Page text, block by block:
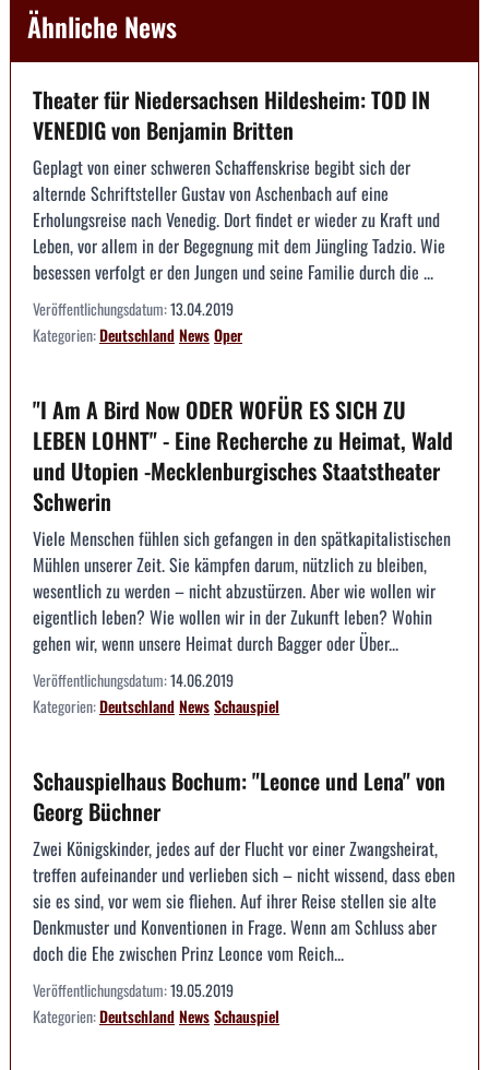
Ähnliche News
Theater für Niedersachsen Hildesheim: TOD IN
VENEDIG von Benjamin Britten
Geplagt von einer schweren Schaffenskrise begibt sich der
alternde Schriftsteller Gustav von Aschenbach auf eine
Erholungsreise nach Venedig. Dort findet er wieder zu Kraft und
Leben, vor allem in der Begegnung mit dem Jüngling Tadzio. Wie
besessen verfolgt er den Jungen und seine Familie durch die ...
Veröffentlichungsdatum:13.04.2019
Kategorien:DeutschlandNewsOper
"I Am A Bird Now ODER WOFÜR ES SICH ZU
LEBEN LOHNT" - Eine Recherche zu Heimat, Wald
und Utopien -Mecklenburgisches Staatstheater
Schwerin
Viele Menschen fühlen sich gefangen in den spätkapitalistischen
Mühlen unserer Zeit. Sie kämpfen darum, nützlich zu bleiben,
wesentlich zu werden – nicht abzustürzen. Aber wie wollen wir
eigentlich leben? Wie wollen wir in der Zukunft leben? Wohin
gehen wir, wenn unsere Heimat durch Bagger oder Über...
Veröffentlichungsdatum:14.06.2019
Kategorien:DeutschlandNewsSchauspiel
Schauspielhaus Bochum: "Leonce und Lena" von
Georg Büchner
Zwei Königskinder, jedes auf der Flucht vor einer Zwangsheirat,
treffen aufeinander und verlieben sich – nicht wissend, dass eben
sie es sind, vor wem sie fliehen. Auf ihrer Reise stellen sie alte
Denkmuster und Konventionen in Frage. Wenn am Schluss aber
doch die Ehe zwischen Prinz Leonce vom Reich...
Veröffentlichungsdatum:19.05.2019
Kategorien:DeutschlandNewsSchauspiel